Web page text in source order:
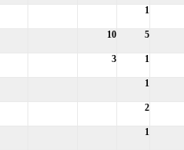
1
10 5
3 1
1
2
1